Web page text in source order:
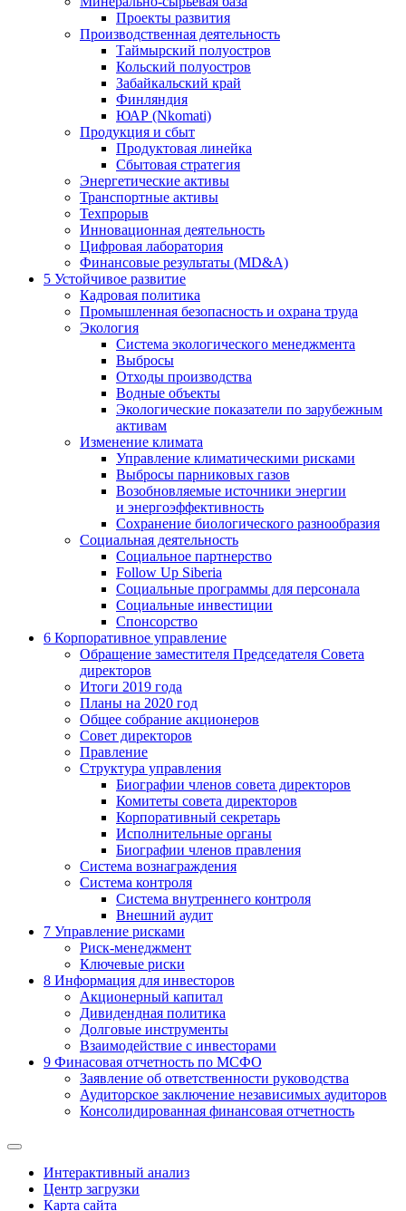
Проекты развития
Производственная деятельность
Таймырский полуостров
Кольский полуостров
Забайкальский край
Финляндия
ЮАР (Nkomati)
Продукция и сбыт
Продуктовая линейка
Сбытовая стратегия
Энергетические активы
Транспортные активы
Техпрорыв
Инновационная деятельность
Цифровая лаборатория
Финансовые результаты (MD&A)
5 Устойчивое развитие
Кадровая политика
Промышленная безопасность и охрана труда
Экология
Система экологического менеджмента
Выбросы
Отходы производства
Водные объекты
Экологические показатели по зарубежным
активам
Изменение климата
Управление климатическими рисками
Выбросы парниковых газов
Возобновляемые источники энергии
и энергоэффективность
Сохранение биологического разнообразия
Социальная деятельность
Социальное партнерство
Follow Up Siberia
Социальные программы для персонала
Социальные инвестиции
Спонсорство
6 Корпоративное управление
Обращение заместителя Председателя Совета
директоров
Итоги 2019 года
Планы на 2020 год
Общее собрание акционеров
Совет директоров
Правление
Структура управления
Биографии членов совета директоров
Комитеты совета директоров
Корпоративный секретарь
Исполнительные органы
Биографии членов правления
Система вознаграждения
Система контроля
Система внутреннего контроля
Внешний аудит
7 Управление рисками
Риск-менеджмент
Ключевые риски
8 Информация для инвесторов
Акционерный капитал
Дивидендная политика
Долговые инструменты
Взаимодействие с инвеcторами
9 Финасовая отчетность по МСФО
Заявление об ответственности руководства
Аудиторское заключение независимых аудиторов
Консолидированная финансовая отчетность
Интерактивный анализ
Центр загрузки
Карта сайта